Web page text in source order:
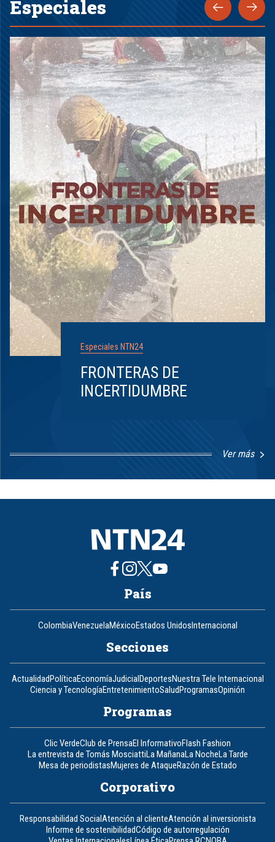
Especiales
Especiales NTN24
FRONTERAS DE
INCERTIDUMBRE
Ver más
1
8
País
ColombiaVenezuelaMéxicoEstados UnidosInternacional
Secciones
ActualidadPolíticaEconomíaJudicialDeportesNuestra Tele Internacional
Ciencia y TecnologíaEntretenimientoSaludProgramasOpinión
Programas
Clic VerdeClub de PrensaEl InformativoFlash Fashion
La entrevista de Tomás MosciattiLa MañanaLa NocheLa Tarde
Mesa de periodistasMujeres de AtaqueRazón de Estado
Corporativo
Responsabilidad SocialAtención al clienteAtención al inversionista
Informe de sostenibilidadCódigo de autorregulación